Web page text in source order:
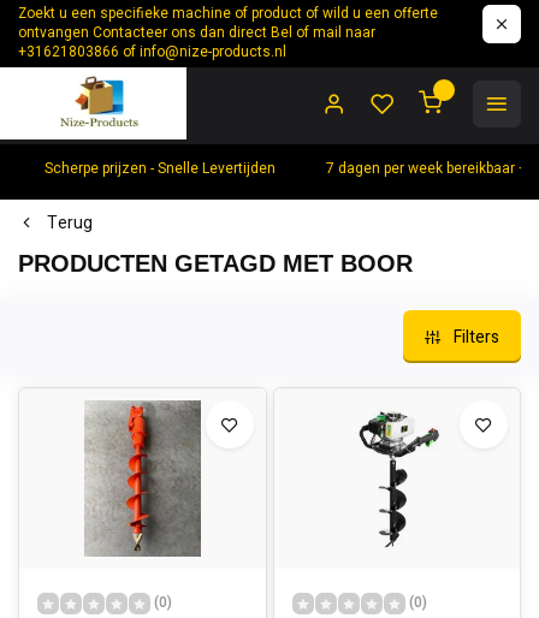
Zoekt u een specifieke machine of product of wild u een offerte
ontvangen Contacteer ons dan direct Bel of mail naar
+31621803866 ofinfo@nize-products.nl
Scherpe prijzen - Snelle Levertijden 7 dagen per week bereikbaar
Terug
PRODUCTEN GETAGD MET BOOR
Filters
(0) (0)